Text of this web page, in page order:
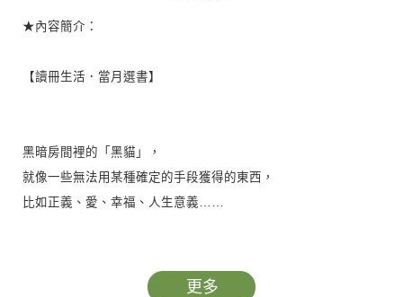
★內容簡介：
【讀冊生活．當月選書】
黑暗房間裡的「黑貓」，
就像一些無法用某種確定的手段獲得的東西，
比如正義、愛、幸福、人生意義……
如何找到這隻「黑貓」，就是這本書想要告訴你的事情。
更多